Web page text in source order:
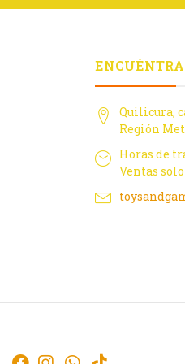
Quilicura,
Región
Horas de
Ventas